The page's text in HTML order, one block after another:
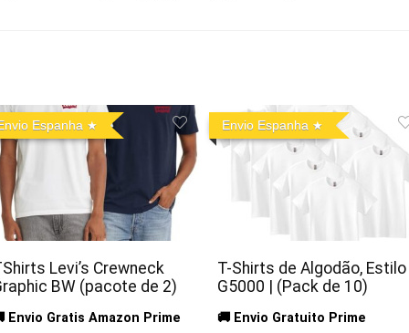
Espanha
Levi’s Crewneck
BW (pacote de 2)
Envio Gratis Amazon Prime
Envio Espanha
T-Shirts de Algodão, Estilo
G5000 | (Pack de 10)
🚚 Envio Gratuito Prime